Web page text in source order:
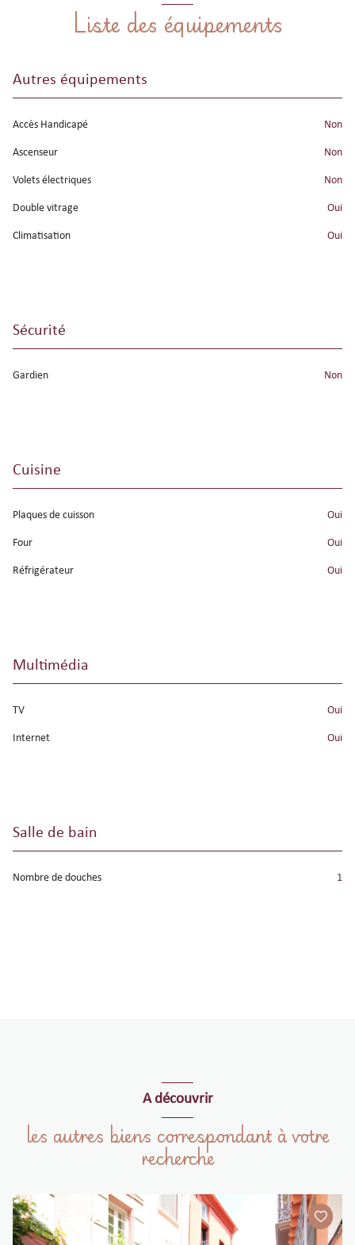
Liste des équipements
Autres équipements
Accès Handicapé non
Ascenseur non
Volets électriques non
Double vitrage oui
Climatisation oui
Sécurité
Gardien non
Cuisine
Plaques de cuisson oui
Four oui
Réfrigérateur oui
Multimédia
TV oui
Internet oui
Salle de bain
Nombre de douches 1
A découvrir
les autres biens correspondant à votre
recherche